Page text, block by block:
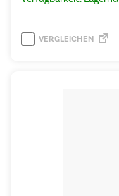
VERGLEICHEN